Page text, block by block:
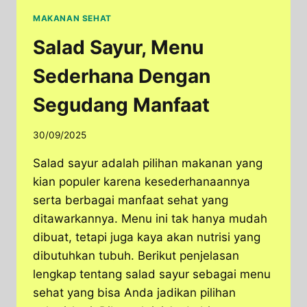
MAKANAN SEHAT
Salad Sayur, Menu
Sederhana Dengan
Segudang Manfaat
30/09/2025
Salad sayur adalah pilihan makanan yang
kian populer karena kesederhanaannya
serta berbagai manfaat sehat yang
ditawarkannya. Menu ini tak hanya mudah
dibuat, tetapi juga kaya akan nutrisi yang
dibutuhkan tubuh. Berikut penjelasan
lengkap tentang salad sayur sebagai menu
sehat yang bisa Anda jadikan pilihan